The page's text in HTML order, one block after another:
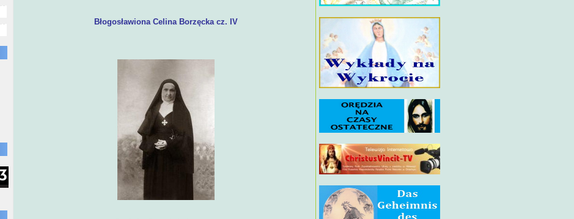
Błogosławiona Celina Borzęcka cz. I V